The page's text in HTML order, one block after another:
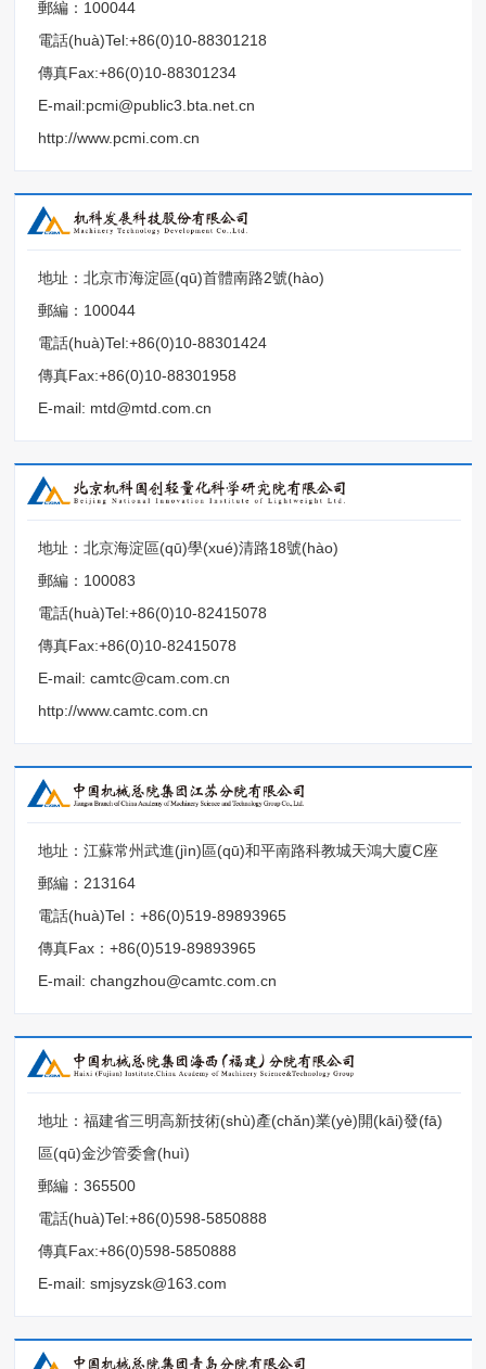
郵編：100044
電話(huà)Tel:+86(0)10-88301218
傳真Fax:+86(0)10-88301234
E-mail:pcmi@public3.bta.net.cn
http://www.pcmi.com.cn
地址：北京市海淀區(qū)首體南路2號(hào)
郵編：100044
電話(huà)Tel:+86(0)10-88301424
傳真Fax:+86(0)10-88301958
E-mail: mtd@mtd.com.cn
地址：北京海淀區(qū)學(xué)清路18號(hào)
郵編：100083
電話(huà)Tel:+86(0)10-82415078
傳真Fax:+86(0)10-82415078
E-mail: camtc@cam.com.cn
http://www.camtc.com.cn
地址：江蘇常州武進(jìn)區(qū)和平南路科教城天鴻大廈C座
郵編：213164
電話(huà)Tel：+86(0)519-89893965
傳真Fax：+86(0)519-89893965
E-mail: changzhou@camtc.com.cn
地址：福建省三明高新技術(shù)產(chǎn)業(yè)開(kāi)發(fā)
區(qū)金沙管委會(huì)
郵編：365500
電話(huà)Tel:+86(0)598-5850888
傳真Fax:+86(0)598-5850888
E-mail: smjsyzsk@163.com